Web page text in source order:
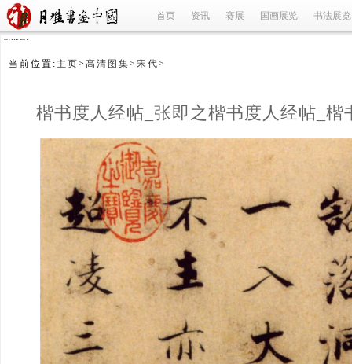
首页 资讯 赛展 国画展览 书法展览
refused
当前位置: 主页> 高清图集> 宋代>
楷书度人经帖_张即之楷书度人经帖_楷
张即之_张即之_宋代
(1/12)